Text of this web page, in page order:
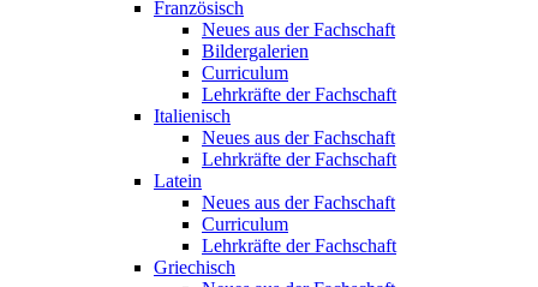
Französisch
Neues aus der Fachschaft
Bildergalerien
Curriculum
Lehrkräfte der Fachschaft
Italienisch
Neues aus der Fachschaft
Lehrkräfte der Fachschaft
Latein
Neues aus der Fachschaft
Curriculum
Lehrkräfte der Fachschaft
Griechisch